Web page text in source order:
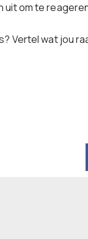
om te
Vertel wat jou